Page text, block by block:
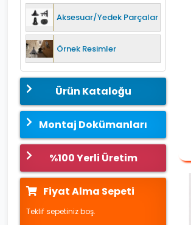
Aksesuar/Yedek Parçalar
Örnek Resimler
Ürün Kataloğu
Montaj Dokümanları
%100 Yerli Üretim
Fiyat Alma Sepeti
Teklif sepetiniz boş.